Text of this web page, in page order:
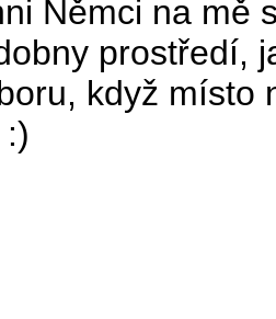
Němci na mě
prostředí,
když místo